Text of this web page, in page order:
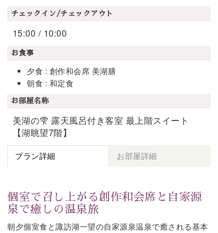
チェックイン/チェックアウト
15:00 / 10:00
お食事
夕食 : 創作和会席 美湖膳
朝食 : 和定食
お部屋名称
美湖の雫 露天風呂付き客室 最上階スイート
【湖眺望7階】
プラン詳細 お部屋詳細
個室で召し上がる創作和会席と自家源
泉で癒しの温泉旅
朝夕個室食と諏訪湖一望の自家源泉温泉で癒される基本